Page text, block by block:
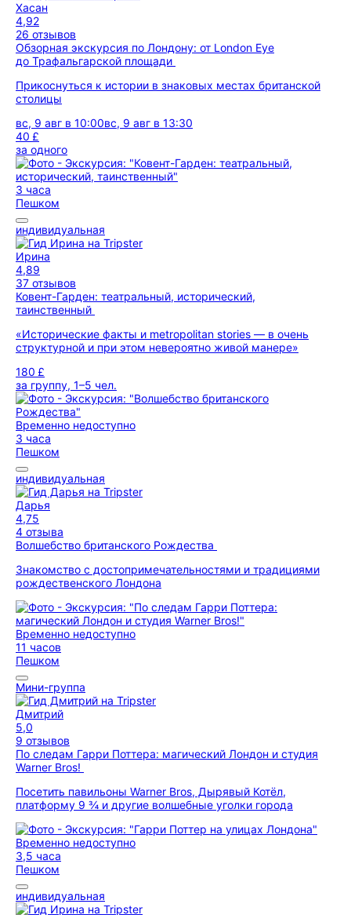
Хасан
4,92
26 отзывов
Обзорная экскурсия по Лондону: от London Eye
до Трафальгарской площади
Прикоснуться к истории в знаковых местах британской
столицы
вс, 9 авг в 10:00вс, 9 авг в 13:30
40 £
за одного
3 часа
Пешком
индивидуальная
Ирина
4,89
37 отзывов
Ковент-Гарден: театральный, исторический,
таинственный
«Исторические факты и metropolitan stories — в очень
структурной и при этом невероятно живой манере»
180 £
за группу, 1–5 чел.
Временно недоступно
3 часа
Пешком
индивидуальная
Дарья
4,75
4 отзыва
Волшебство британского Рождества
Знакомство с достопримечательностями и традициями
рождественского Лондона
Временно недоступно
11 часов
Пешком
Мини-группа
Дмитрий
5,0
9 отзывов
По следам Гарри Поттера: магический Лондон и студия
Warner Bros!
Посетить павильоны Warner Bros, Дырявый Котёл,
платформу 9 ¾ и другие волшебные уголки города
Временно недоступно
3,5 часа
Пешком
индивидуальная